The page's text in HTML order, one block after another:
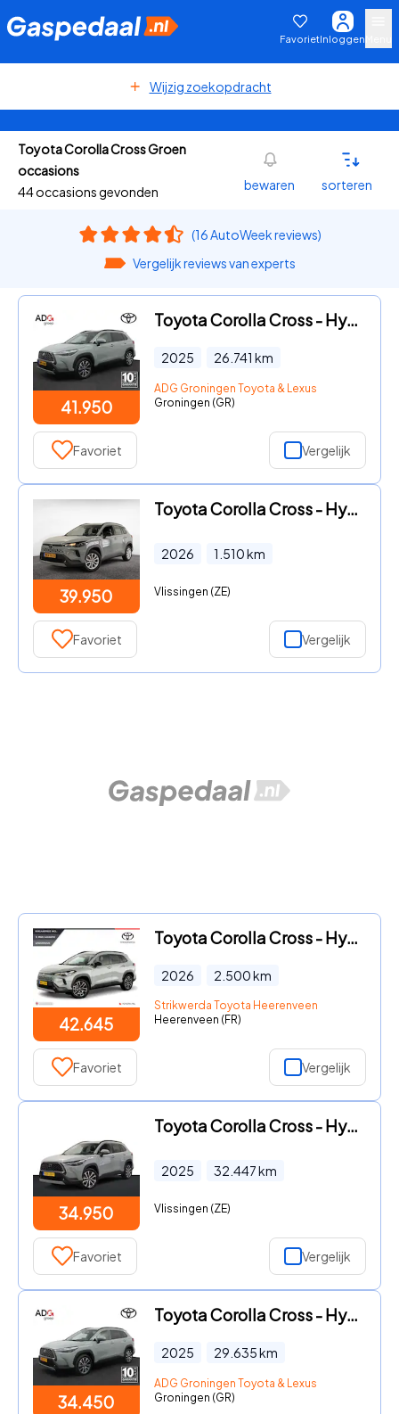
FavorietInloggen
Wijzig zoekopdracht
Toyota Corolla Cross Groen
occasions
44 occasions gevonden
bewaren sorteren
(16 AutoWeek reviews)
Vergelijk reviews van experts
41.950
Toyota Corolla Cross - Hybrid 200 Executive | Lederen bekleding | Panoramadak | Tre
2025 26.741 km
ADG Groningen Toyota & Lexus
Groningen (GR)
Favoriet Vergelijk
39.950
Toyota Corolla Cross - Hybrid 140 Active
2026 1.510km
Vlissingen (ZE)
Favoriet Vergelijk
42.645
Toyota Corolla Cross - Hybrid 180 Dynamic
2026 2.500km
Strikwerda Toyota Heerenveen
Heerenveen (FR)
Favoriet Vergelijk
34.950
Toyota Corolla Cross - Hybrid 140 Style
2025 32.447km
Vlissingen (ZE)
Favoriet Vergelijk
34.450
Toyota Corolla Cross - Hybrid 140 Style | Navigatie | Electrische achterklep | Park
2025 29.635km
ADG Groningen Toyota & Lexus
Groningen (GR)